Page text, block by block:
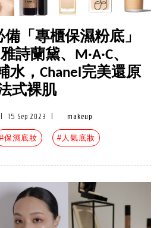
「專櫃保濕粉底」
詩蘭黛、M·A·C、
水，Chanel完美還原
式裸肌
15 Sep 2023 makeup
#保濕底妝 #人氣底妝